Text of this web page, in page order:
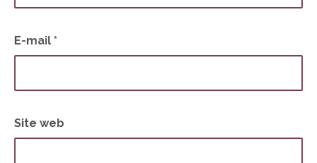
E-mail *
Site web